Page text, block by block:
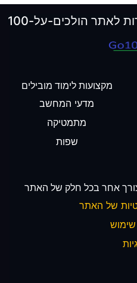
מקצועות לימוד מובילים
מדעי המחשב
מתמטיקה
שפות
אחר בכל חלק של האתר
של האתר
שימוש